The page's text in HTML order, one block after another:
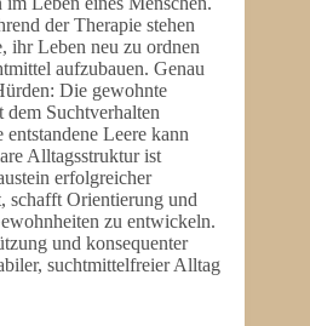
der Therapie stehen
ihr Leben neu zu ordnen
aufzubauen. Genau
Die gewohnte
dem Suchtverhalten
Leere kann
Alltagsstruktur ist
erfolgreicher
schafft Orientierung und
zu entwickeln.
und konsequenter
suchtmittelfreier Alltag